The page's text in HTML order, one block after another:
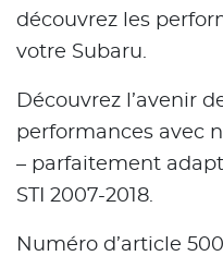
découvrez les
votre Subaru.
Découvrez l’avenir
performances avec
– parfaitement
STI 2007-2018.
Numéro d’article